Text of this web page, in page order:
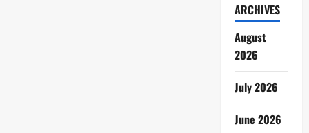
ARCHIVES
August
2026
July 2026
June 2026